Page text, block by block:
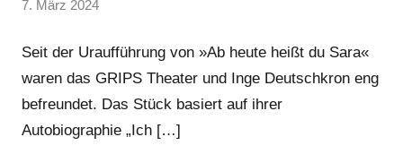
von
Ali
7. März 2024
Seit der Uraufführung von »Ab heute heißt du Sara«
waren das GRIPS Theater und Inge Deutschkron eng
befreundet. Das Stück basiert auf ihrer
Autobiographie „Ich […]